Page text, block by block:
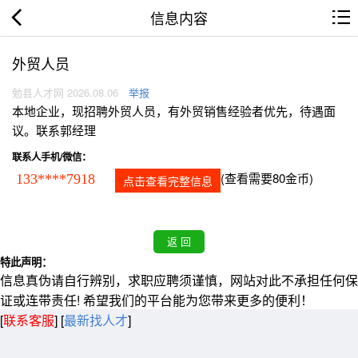
信息内容
外贸人员
勉县人才网 2026.08.06 举报
本地企业，现招聘外贸人员，有外贸销售经验者优先，待遇面
议。联系郭经理
联系人手机/微信：
133****7918 点击查看完整信息 (查看需要80金币)
特此声明：
信息真伪请自行辨别，求职应聘须谨慎，网站对此不承担任何保
证或连带责任! 希望我们的平台能为您带来更多的便利！
[联系客服] [最新找人才]